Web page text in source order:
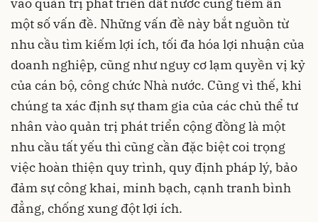
một số vấn đề. Những vấn đề này bắt nguồn từ
nhu cầu tìm kiếm lợi ích, tối đa hóa lợi nhuận của
doanh nghiệp, cũng như nguy cơ lạm quyền vị kỷ
của cán bộ, công chức Nhà nước. Cũng vì thế, khi
chúng ta xác định sự tham gia của các chủ thể tư
nhân vào quản trị phát triển cộng đồng là một
nhu cầu tất yếu thì cũng cần đặc biệt coi trọng
việc hoàn thiện quy trình, quy định pháp lý, bảo
đảm sự công khai, minh bạch, cạnh tranh bình
đẳng, chống xung đột lợi ích.